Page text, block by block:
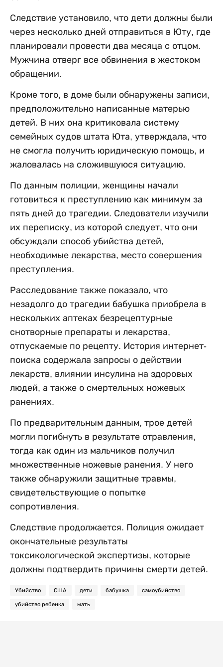
Следствие установило, что дети должны были
через несколько дней отправиться в Юту, где
планировали провести два месяца с отцом.
Мужчина отверг все обвинения в жестоком
обращении.
Кроме того, в доме были обнаружены записи,
предположительно написанные матерью
детей. В них она критиковала систему
семейных судов штата Юта, утверждала, что
не смогла получить юридическую помощь, и
жаловалась на сложившуюся ситуацию.
По данным полиции, женщины начали
готовиться к преступлению как минимум за
пять дней до трагедии. Следователи изучили
их переписку, из которой следует, что они
обсуждали способ убийства детей,
необходимые лекарства, место совершения
преступления.
Расследование также показало, что
незадолго до трагедии бабушка приобрела в
нескольких аптеках безрецептурные
снотворные препараты и лекарства,
отпускаемые по рецепту. История интернет-
поиска содержала запросы о действии
лекарств, влиянии инсулина на здоровых
людей, а также о смертельных ножевых
ранениях.
По предварительным данным, трое детей
могли погибнуть в результате отравления,
тогда как один из мальчиков получил
множественные ножевые ранения. У него
также обнаружили защитные травмы,
свидетельствующие о попытке
сопротивления.
Следствие продолжается. Полиция ожидает
окончательные результаты
токсикологической экспертизы, которые
должны подтвердить причины смерти детей.
Убийство США дети бабушка самоубийство
убийство ребенка мать